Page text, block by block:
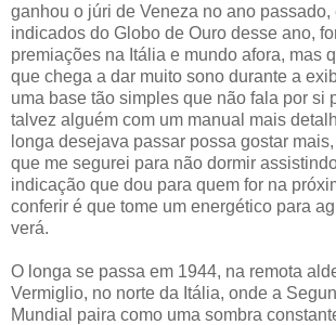
ganhou o júri de Veneza no ano passado,
indicados do Globo de Ouro desse ano,
premiações na Itália e mundo afora, mas
que chega a dar muito sono durante a
uma base tão simples que não fala por si
talvez alguém com um manual mais
longa desejava passar possa gostar
que me segurei para não dormir
indicação que dou para quem for na
conferir é que tome um energético para
verá.
O longa se passa em 1944, na remota
Vermiglio, no norte da Itália, onde a
Mundial paira como uma sombra